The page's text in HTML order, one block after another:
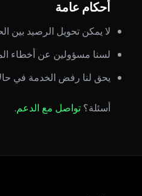
أحكام عامة
لا يمكن تحويل الرصيد بين
لسنا مسؤولين عن أخطاء
يحق لنا رفض الخدمة في
أسئلة؟ تواصل مع الدعم.